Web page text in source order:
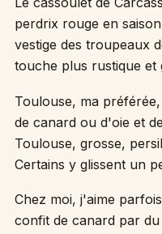
perdrix rouge en
vestige des troupeaux
touche plus rustique et
Toulouse, ma
de canard ou d'oie et
Toulouse, grosse,
Certains y glissent un
Chez moi, j'aime
confit de canard par